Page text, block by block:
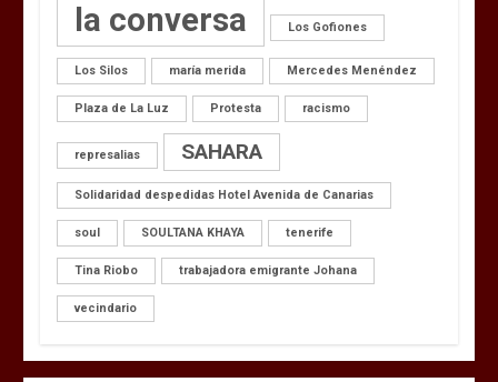
la conversa Los Gofiones
Los Silos maría merida Mercedes Menéndez
Plaza de La Luz Protesta racismo
represalias SAHARA
Solidaridad despedidas Hotel Avenida de Canarias
soul SOULTANA KHAYA tenerife
Tina Riobo trabajadora emigrante Johana
vecindario